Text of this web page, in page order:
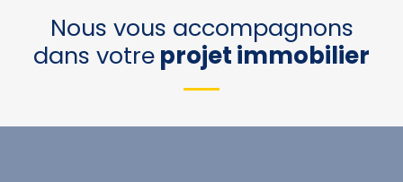
Nous vous accompagnons
dans votreprojet immobilier